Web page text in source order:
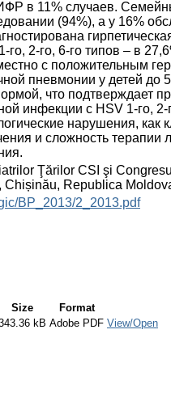
в 11% случаев.
(94%), а у 16%
2-го, 6-го типов – в
с положительным
пневмонии у детей до 5
что подтверждает
инфекции с HSV 1-го, 2-
нарушения, как
и сложность терапии
Ţărilor CSI şi
Republica
BP_2013/2_2013.pdf
Size
Format
kB Adobe PDF View/Open